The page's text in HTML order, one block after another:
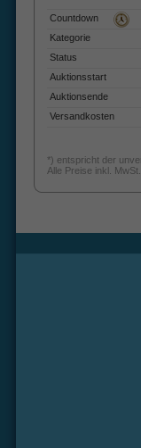
Countdown
Kategorie
Status
Auktionsstart
Auktionsende
Versandkosten
*) entspricht der
Alle Preise inkl.